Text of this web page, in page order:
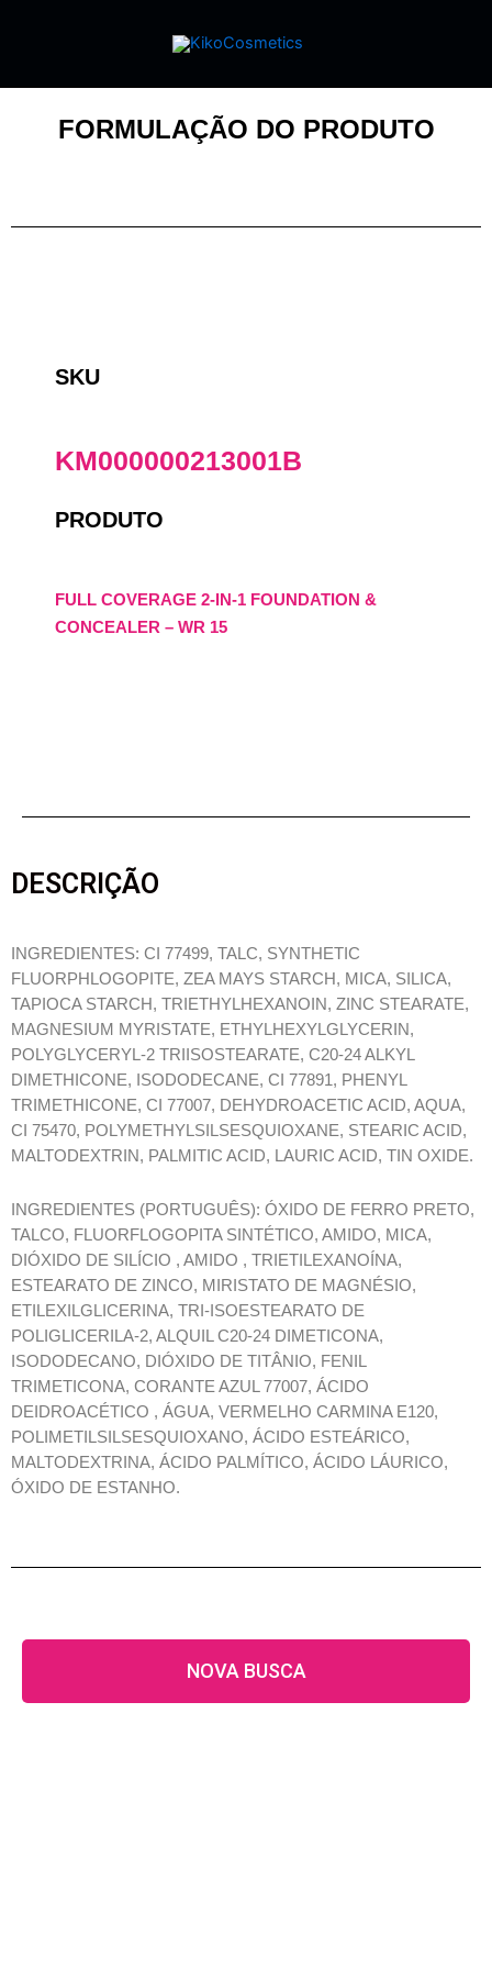
FORMULAÇÃO DO PRODUTO
SKU
KM000000213001B
PRODUTO
FULL COVERAGE 2-IN-1 FOUNDATION &
CONCEALER – WR 15
DESCRIÇÃO
INGREDIENTES: CI 77499, TALC, SYNTHETIC
FLUORPHLOGOPITE, ZEA MAYS STARCH, MICA, SILICA,
TAPIOCA STARCH, TRIETHYLHEXANOIN, ZINC STEARATE,
MAGNESIUM MYRISTATE, ETHYLHEXYLGLYCERIN,
POLYGLYCERYL-2 TRIISOSTEARATE, C20-24 ALKYL
DIMETHICONE, ISODODECANE, CI 77891, PHENYL
TRIMETHICONE, CI 77007, DEHYDROACETIC ACID, AQUA,
CI 75470, POLYMETHYLSILSESQUIOXANE, STEARIC ACID,
MALTODEXTRIN, PALMITIC ACID, LAURIC ACID, TIN OXIDE.
INGREDIENTES (PORTUGUÊS): ÓXIDO DE FERRO PRETO,
TALCO, FLUORFLOGOPITA SINTÉTICO, AMIDO, MICA,
DIÓXIDO DE SILÍCIO , AMIDO , TRIETILEXANOÍNA,
ESTEARATO DE ZINCO, MIRISTATO DE MAGNÉSIO,
ETILEXILGLICERINA, TRI-ISOESTEARATO DE
POLIGLICERILA-2, ALQUIL C20-24 DIMETICONA,
ISODODECANO, DIÓXIDO DE TITÂNIO, FENIL
TRIMETICONA, CORANTE AZUL 77007, ÁCIDO
DEIDROACÉTICO , ÁGUA, VERMELHO CARMINA E120,
POLIMETILSILSESQUIOXANO, ÁCIDO ESTEÁRICO,
MALTODEXTRINA, ÁCIDO PALMÍTICO, ÁCIDO LÁURICO,
ÓXIDO DE ESTANHO.
NOVA BUSCA